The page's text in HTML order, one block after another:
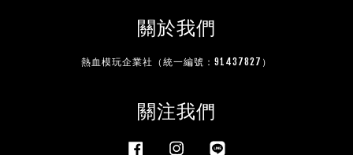
關於我們
熱血模玩企業社（統一編號：91437827）
關注我們
Facebook Instagram